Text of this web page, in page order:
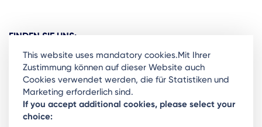
FINDEN SIE UNS:
Ready to stay in the loop on Rigas business
community? Subscribe to our newsletter.
This website uses mandatory cookies.Mit Ihrer
Zustimmung können auf dieser Website auch
Cookies verwendet werden, die für Statistiken und
Marketing erforderlich sind.
If you accept additional cookies, please select your
choice: